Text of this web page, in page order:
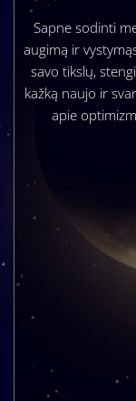
Sapne sodinti
augimą ir
savo tikslų,
kažką naujo ir
apie